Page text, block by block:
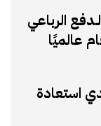
الرباعي
استعادة